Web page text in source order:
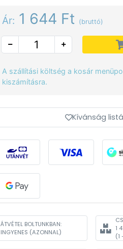
Ár: 1 644 Ft (bruttó)
A szállítási költség a kosár
kiszámításra.
Kívánság
ÁTVÉTEL BOLTUNKBAN:
INGYENES (AZONNAL)
1
(1